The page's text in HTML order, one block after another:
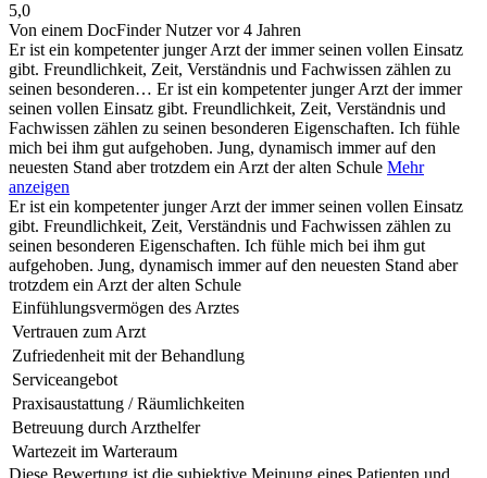
5,0
Von einem DocFinder Nutzervor 4 Jahren
Er ist ein kompetenter junger Arzt der immer seinen vollen Einsatz
gibt. Freundlichkeit, Zeit, Verständnis und Fachwissen zählen zu
seinen besonderen… Er ist ein kompetenter junger Arzt der immer
seinen vollen Einsatz gibt. Freundlichkeit, Zeit, Verständnis und
Fachwissen zählen zu seinen besonderen Eigenschaften. Ich fühle
mich bei ihm gut aufgehoben. Jung, dynamisch immer auf den
neuesten Stand aber trotzdem ein Arzt der alten Schule Mehr
anzeigen
Er ist ein kompetenter junger Arzt der immer seinen vollen Einsatz
gibt. Freundlichkeit, Zeit, Verständnis und Fachwissen zählen zu
seinen besonderen Eigenschaften. Ich fühle mich bei ihm gut
aufgehoben. Jung, dynamisch immer auf den neuesten Stand aber
trotzdem ein Arzt der alten Schule
Einfühlungsvermögen des Arztes
Vertrauen zum Arzt
Zufriedenheit mit der Behandlung
Serviceangebot
Praxisaustattung / Räumlichkeiten
Betreuung durch Arzthelfer
Wartezeit im Warteraum